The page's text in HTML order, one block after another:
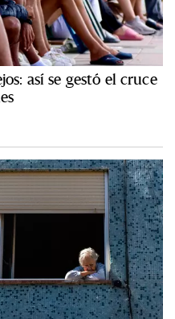
así se gestó el cruce